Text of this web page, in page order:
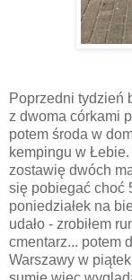
Poprzedni tydzień
z dwoma córkami
potem środa w
kempingu w
zostawię dwóch
się pobiegać choć
poniedziałek na
udało - zrobiłem
cmentarz... potem
Warszawy w